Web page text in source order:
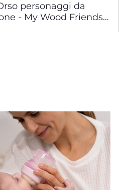
personaggi da
- My Wood Friends